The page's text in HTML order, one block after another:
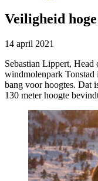
Veiligheid
14 april 2021
Sebastian Lippert,
windmolenpark Tonstad
bang voor hoogtes. Dat
130 meter hoogte